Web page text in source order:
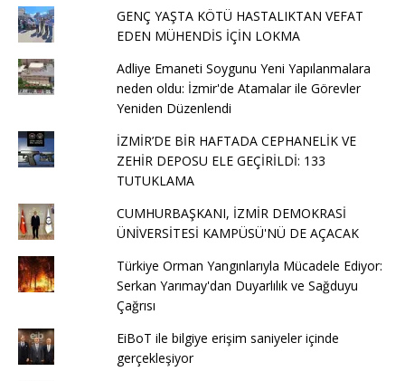
GENÇ YAŞTA KÖTÜ HASTALIKTAN VEFAT
EDEN MÜHENDİS İÇİN LOKMA
Adliye Emaneti Soygunu Yeni Yapılanmalara
neden oldu: İzmir'de Atamalar ile Görevler
Yeniden Düzenlendi
İZMİR’DE BİR HAFTADA CEPHANELİK VE
ZEHİR DEPOSU ELE GEÇİRİLDİ: 133
TUTUKLAMA
CUMHURBAŞKANI, İZMİR DEMOKRASİ
ÜNİVERSİTESİ KAMPÜSÜ'NÜ DE AÇACAK
Türkiye Orman Yangınlarıyla Mücadele Ediyor:
Serkan Yarımay'dan Duyarlılık ve Sağduyu
Çağrısı
EiBoT ile bilgiye erişim saniyeler içinde
gerçekleşiyor